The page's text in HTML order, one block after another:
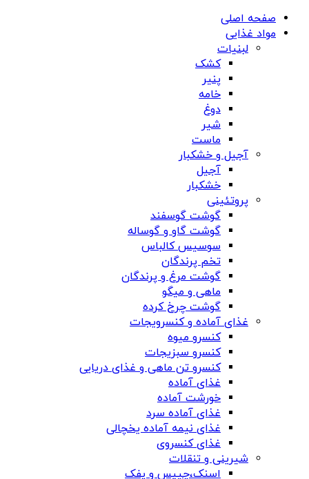
صفحه اصلی
مواد غذایی
لبنیات
کشک
پنیر
خامه
دوغ
شیر
ماست
آجیل و خشکبار
آجیل
خشکبار
پروتئینی
گوشت گوسفند
گوشت گاو و گوساله
سوسیس کالباس
تخم پرندگان
گوشت مرغ و پرندگان
ماهی و میگو
گوشت چرخ کرده
غذای آماده و کنسرویجات
کنسرو میوه
کنسرو سبزیجات
کنسرو تن ماهی و غذای دریایی
غذای آماده
خورشت آماده
غذای آماده سرد
غذای نیمه آماده یخچالی
غذای کنسروی
شیرینی و تنقلات
اسنک،چیپس و پفک